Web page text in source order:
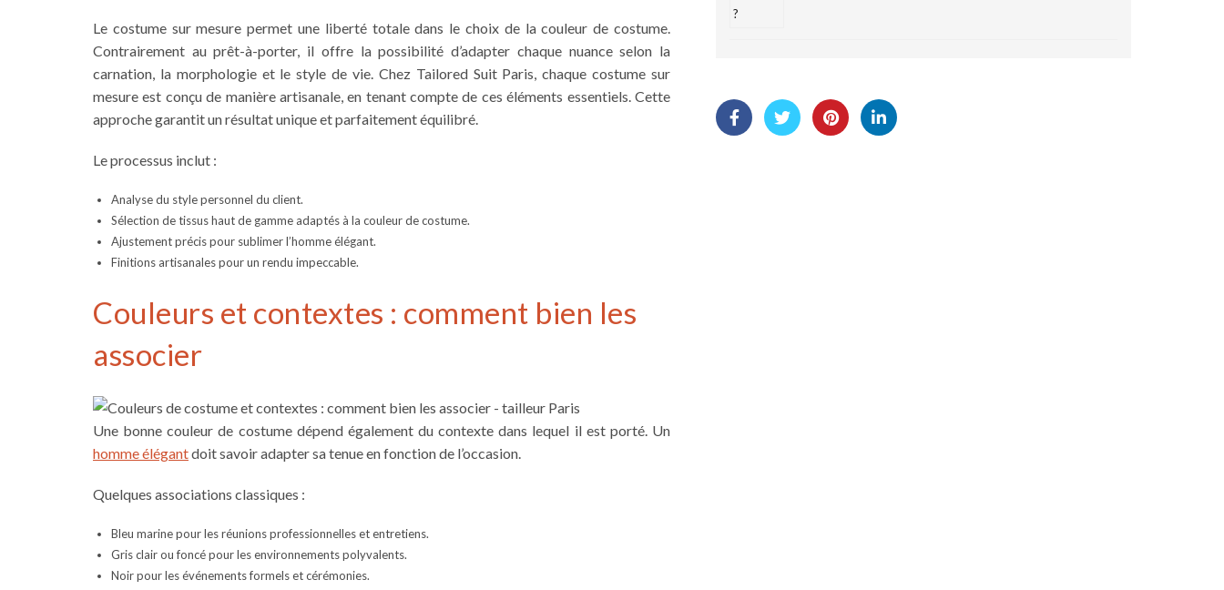
Le costume sur mesure permet une liberté totale dans le choix de la couleur de costume.
Contrairement au prêt-à-porter, il offre la possibilité d’adapter chaque nuance selon la
carnation, la morphologie et le style de vie. Chez Tailored Suit Paris, chaque costume sur
mesure est conçu de manière artisanale, en tenant compte de ces éléments essentiels. Cette
approche garantit un résultat unique et parfaitement équilibré.
Le processus inclut :
Analyse du style personnel du client.
Sélection de tissus haut de gamme adaptés à la couleur de costume.
Ajustement précis pour sublimer l’homme élégant.
Finitions artisanales pour un rendu impeccable.
Couleurs et contextes : comment bien les
associer
Une bonne couleur de costume dépend également du contexte dans lequel il est porté. Un
homme élégantdoit savoir adapter sa tenue en fonction de l’occasion.
Quelques associations classiques :
Bleu marine pour les réunions professionnelles et entretiens.
Gris clair ou foncé pour les environnements polyvalents.
Noir pour les événements formels et cérémonies.